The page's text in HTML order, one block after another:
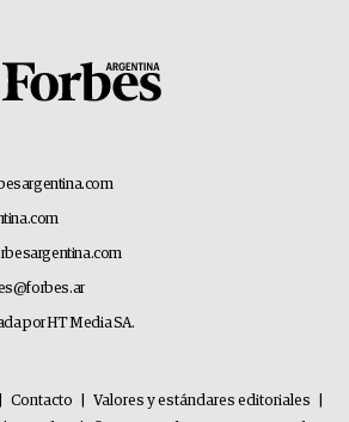
por HT Media SA.
Contacto Valores y estándares editoriales